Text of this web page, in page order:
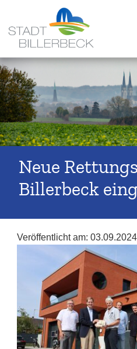
Neue
Billerbeck
Veröffentlicht am: 03.09.2024